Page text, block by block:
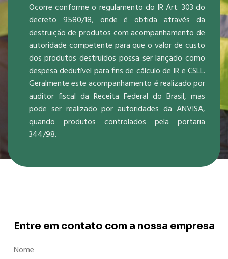
Ocorre conforme o regulamento do IR Art. 303 do
decreto 9580/18, onde é obtida através da
destruição de produtos com acompanhamento de
autoridade competente para que o valor de custo
dos produtos destruídos possa ser lançado como
despesa dedutível para fins de cálculo de IR e CSLL.
Geralmente este acompanhamento é realizado por
auditor fiscal da Receita Federal do Brasil, mas
pode ser realizado por autoridades da ANVISA,
quando produtos controlados pela portaria
344/98.
Entre em contato com a nossa empresa